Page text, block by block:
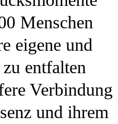
Menschen
eigene und
entfalten
Verbindung
und ihrem